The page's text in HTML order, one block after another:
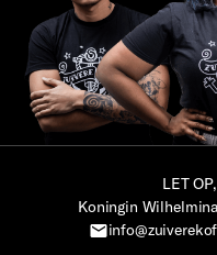
LET
Koningin